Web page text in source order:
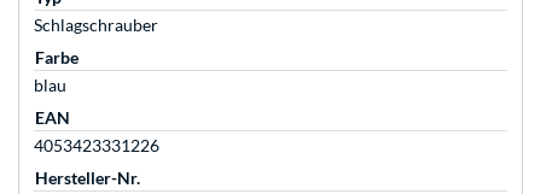
Schlagschrauber
Farbe
blau
EAN
4053423331226
Hersteller-Nr.